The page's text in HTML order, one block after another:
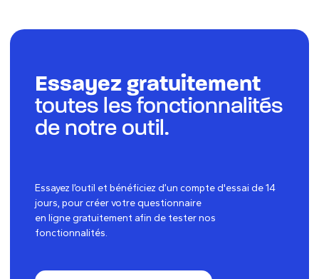
Essayez gratuitement
toutes les fonctionnalités
de notre outil.
Essayez l’outil et bénéficiez d’un compte d'essai de 14
jours, pour créer votre questionnaire
en ligne gratuitement afin de tester nos
fonctionnalités.